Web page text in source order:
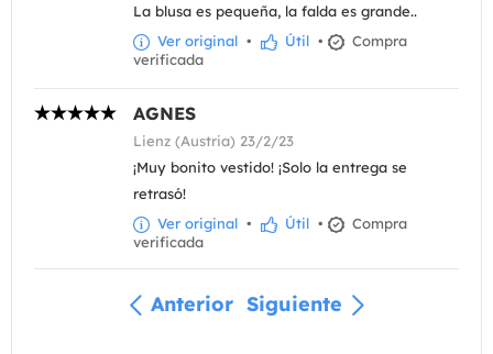
La blusa es pequeña, la falda es grande..
Ver original • Útil •
Compra
verificada
AGNES
Lienz (Austria) 23/2/23
¡Muy bonito vestido! ¡Solo la entrega se
retrasó!
Ver original • Útil •
Compra
verificada
Anterior Siguiente